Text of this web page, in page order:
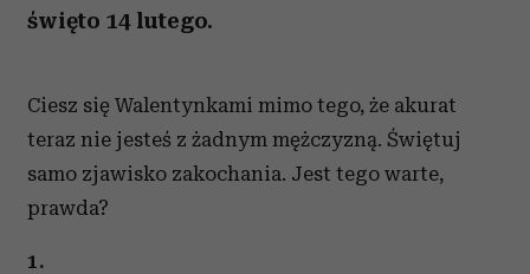
święto 14 lutego.
Ciesz się Walentynkami mimo tego, że akurat
teraz nie jesteś z żadnym mężczyzną. Świętuj
samo zjawisko zakochania. Jest tego warte,
prawda?
1.